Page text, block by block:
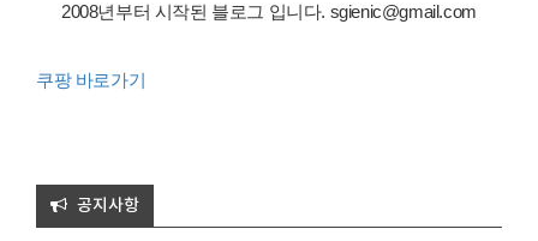
2008년부터 시작된 블로그 입니다. sgienic@gmail.com
쿠팡 바로가기
공지사항